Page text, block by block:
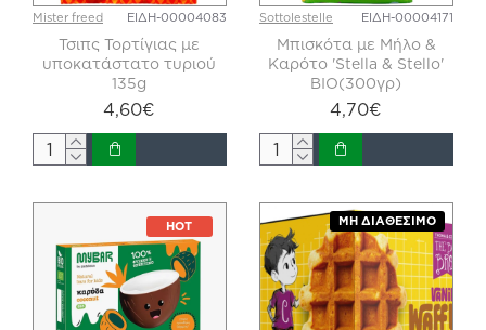
Mister freed ΕΙΔΗ-00004083
Τσιπς Τορτίγιας με
υποκατάστατο τυριού
135g
4,60€
Sottolestelle ΕΙΔΗ-00004171
Μπισκότα με Μήλο &
Καρότο 'Stella & Stello'
ΒΙΟ(300γρ)
4,70€
HOT ΜΗ ΔΙΑΘΈΣΙΜΟ